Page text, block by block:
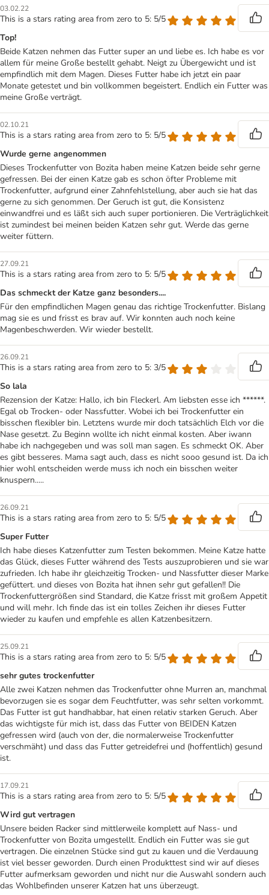
03.02.22
This is a stars rating area from zero to 5: 5/5
Top!
Beide Katzen nehmen das Futter super an und liebe es. Ich habe es vor
allem für meine Große bestellt gehabt. Neigt zu Übergewicht und ist
empfindlich mit dem Magen. Dieses Futter habe ich jetzt ein paar
Monate getestet und bin vollkommen begeistert. Endlich ein Futter was
meine Große verträgt.
02.10.21
This is a stars rating area from zero to 5: 5/5
Wurde gerne angenommen
Dieses Trockenfutter von Bozita haben meine Katzen beide sehr gerne
gefressen. Bei der einen Katze gab es schon öfter Probleme mit
Trockenfutter, aufgrund einer Zahnfehlstellung, aber auch sie hat das
gerne zu sich genommen. Der Geruch ist gut, die Konsistenz
einwandfrei und es läßt sich auch super portionieren. Die Verträglichkeit
ist zumindest bei meinen beiden Katzen sehr gut. Werde das gerne
weiter füttern.
27.09.21
This is a stars rating area from zero to 5: 5/5
Das schmeckt der Katze ganz besonders....
Für den empfindlichen Magen genau das richtige Trockenfutter. Bislang
mag sie es und frisst es brav auf. Wir konnten auch noch keine
Magenbeschwerden. Wir wieder bestellt.
26.09.21
This is a stars rating area from zero to 5: 3/5
So lala
Rezension der Katze: Hallo, ich bin Fleckerl. Am liebsten esse ich ******.
Egal ob Trocken- oder Nassfutter. Wobei ich bei Trockenfutter ein
bisschen flexibler bin. Letztens wurde mir doch tatsächlich Elch vor die
Nase gesetzt. Zu Beginn wollte ich nicht einmal kosten. Aber iwann
habe ich nachgegeben und was soll man sagen. Es schmeckt OK. Aber
es gibt besseres. Mama sagt auch, dass es nicht sooo gesund ist. Da ich
hier wohl entscheiden werde muss ich noch ein bisschen weiter
knuspern.....
26.09.21
This is a stars rating area from zero to 5: 5/5
Super Futter
Ich habe dieses Katzenfutter zum Testen bekommen. Meine Katze hatte
das Glück, dieses Futter während des Tests auszuprobieren und sie war
zufrieden. Ich habe ihr gleichzeitig Trocken- und Nassfutter dieser Marke
gefüttert. und dieses von Bozita hat ihnen sehr gut gefallen!! Die
Trockenfuttergrößen sind Standard, die Katze frisst mit großem Appetit
und will mehr. Ich finde das ist ein tolles Zeichen ihr dieses Futter
wieder zu kaufen und empfehle es allen Katzenbesitzern.
25.09.21
This is a stars rating area from zero to 5: 5/5
sehr gutes trockenfutter
Alle zwei Katzen nehmen das Trockenfutter ohne Murren an, manchmal
bevorzugen sie es sogar dem Feuchtfutter, was sehr selten vorkommt.
Das Futter ist gut handhabbar, hat einen relativ starken Geruch. Aber
das wichtigste für mich ist, dass das Futter von BEIDEN Katzen
gefressen wird (auch von der, die normalerweise Trockenfutter
verschmäht) und dass das Futter getreidefrei und (hoffentlich) gesund
ist.
17.09.21
This is a stars rating area from zero to 5: 5/5
Wird gut vertragen
Unsere beiden Racker sind mittlerweile komplett auf Nass- und
Trockenfutter von Bozita umgestellt. Endlich ein Futter was sie gut
vertragen. Die einzelnen Stücke sind gut zu kauen und die Verdauung
ist viel besser geworden. Durch einen Produkttest sind wir auf dieses
Futter aufmerksam geworden und nicht nur die Auswahl sondern auch
das Wohlbefinden unserer Katzen hat uns überzeugt.